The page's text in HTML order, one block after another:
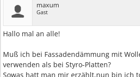
maxum
Gast
Hallo mal an alle!
Muß ich bei Fassadendämmung mit
verwenden als bei Styro-Platten?
Sowas hatt man mir erzählt,nun bin ich